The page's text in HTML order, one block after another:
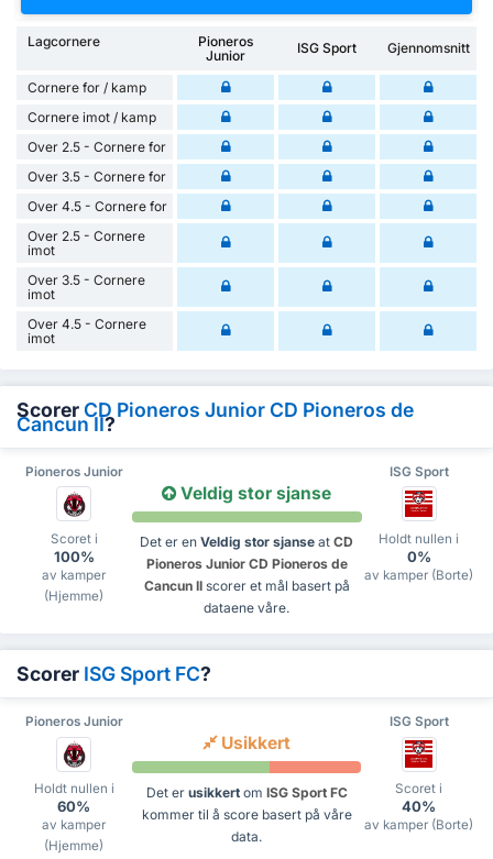
Lagcornere
Pioneros
Junior
ISG Sport Gjennomsnitt
Cornere for / kamp
Cornere imot / kamp
Over 2.5 - Cornere for
Over 3.5 - Cornere for
Over 4.5 - Cornere for
Over 2.5 - Cornere
imot
Over 3.5 - Cornere
imot
Over 4.5 - Cornere
imot
Scorer CD Pioneros Junior CD Pioneros de
Cancun II?
Pioneros Junior ISG Sport
Scoret i
100%
av kamper
(Hjemme)
Veldig stor sjanse
Det er en Veldig stor sjanse at CD
Pioneros Junior CD Pioneros de
Cancun IIscorer et mål basert på
dataene våre.
Holdt nullen i
0%
av kamper (Borte)
Scorer ISG Sport FC?
Pioneros Junior ISG Sport
Holdt nullen i
60%
av kamper
(Hjemme)
Usikkert
Det er usikkertom ISG Sport FC
kommer til å score basert på våre
data.
Scoret i
40%
av kamper (Borte)